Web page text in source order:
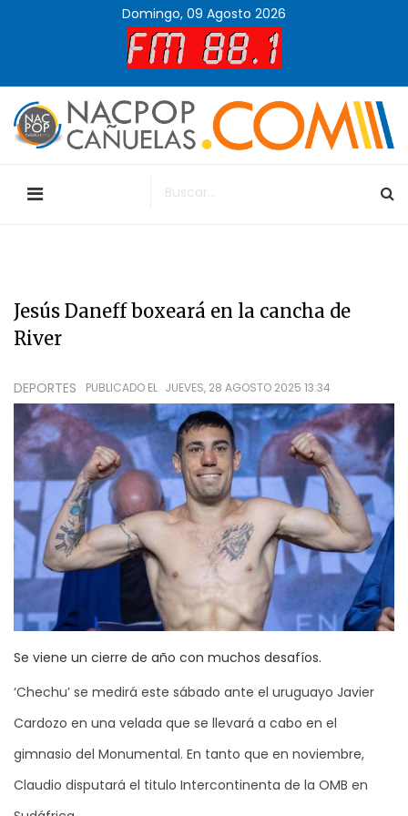
Domingo, 09 Agosto 2026
Jesús Daneff boxeará en la cancha de
River
DEPORTES PUBLICADO EL JUEVES, 28 AGOSTO 2025 13:34
Se viene un cierre de año con muchos desafíos.
‘Chechu’ se medirá este sábado ante el uruguayo Javier
Cardozo en una velada que se llevará a cabo en el
gimnasio del Monumental. En tanto que en noviembre,
Claudio disputará el titulo Intercontinenta de la OMB en